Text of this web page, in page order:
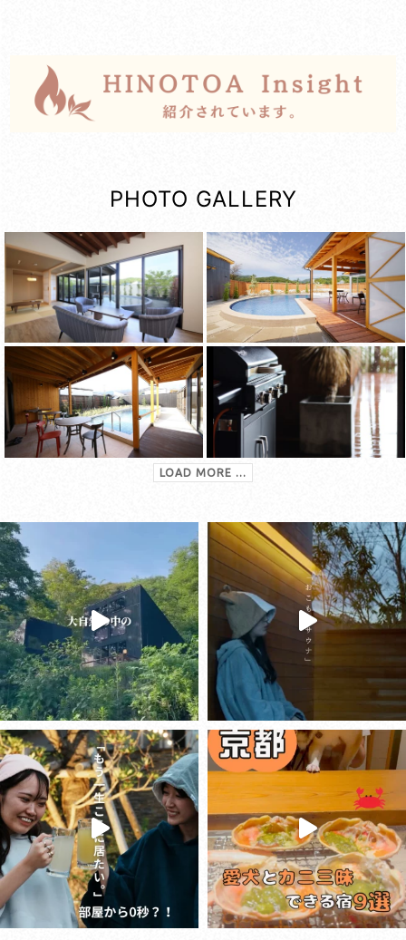
PHOTO GALLERY
LOAD MORE ...